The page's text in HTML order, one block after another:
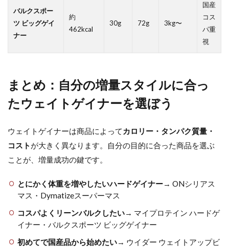
バルクスポー
ツ ビッグゲイ
ナー
約
462kcal
30g 72g 3kg〜
国産
コス
パ重
視
まとめ：自分の増量スタイルに合っ
たウェイトゲイナーを選ぼう
ウェイトゲイナーは商品によって カロリー・タンパク質量・
コスト が大きく異なります。自分の目的に合った商品を選ぶ
ことが、増量成功の鍵です。
とにかく体重を増やしたいハードゲイナー→ ONシリアス
マス・Dymatizeスーパーマス
コスパよくリーンバルクしたい→ マイプロテイン ハードゲ
イナー・バルクスポーツ ビッグゲイナー
初めてで国産品から始めたい→ ウイダー ウェイトアップビ